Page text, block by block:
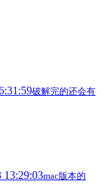
破解完的还会有
13:29:03mac版本的